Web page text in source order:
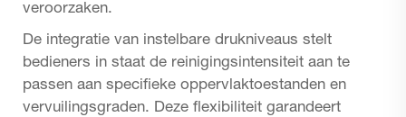
veroorzaken.
De integratie van instelbare drukniveaus stelt
bedieners in staat de reinigingsintensiteit aan te
passen aan specifieke oppervlaktoestanden en
vervuilingsgraden. Deze flexibiliteit garandeert